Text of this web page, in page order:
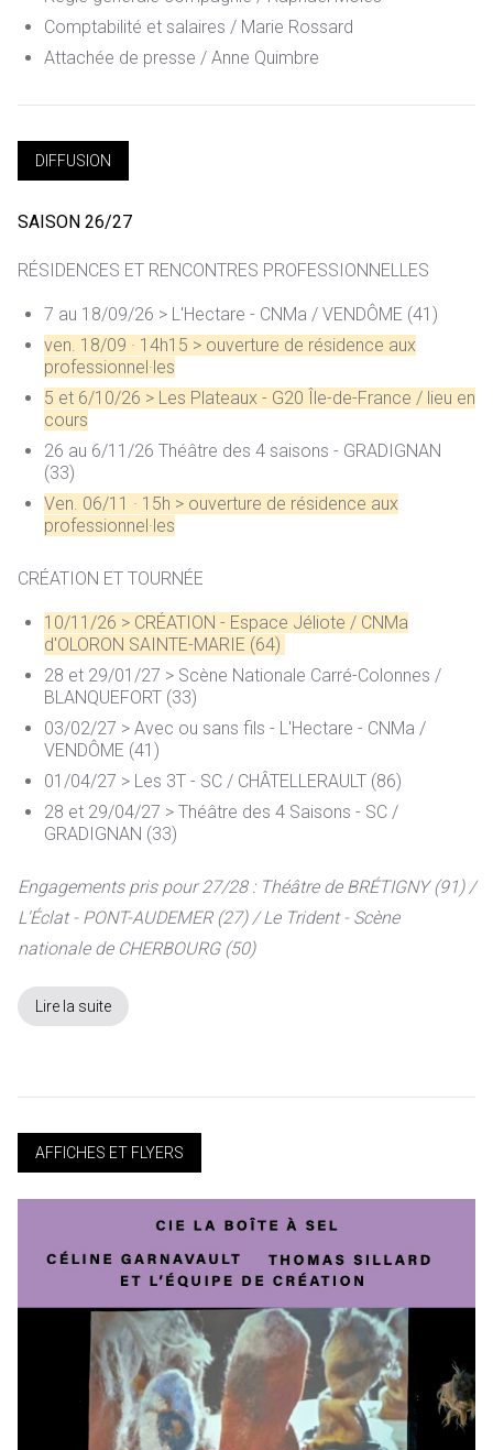
Comptabilité et salaires / Marie Rossard
Attachée de presse / Anne Quimbre
DIFFUSION
SAISON 26/27
RÉSIDENCES ET RENCONTRES PROFESSIONNELLES
7 au 18/09/26 > L'Hectare - CNMa / VENDÔME (41)
ven. 18/09 · 14h15 > ouverture de résidence aux
professionnel·les
5 et 6/10/26 > Les Plateaux - G20 Île-de-France / lieu en
cours
26 au 6/11/26 Théâtre des 4 saisons - GRADIGNAN
(33)
Ven. 06/11 · 15h > ouverture de résidence aux
professionnel·les
CRÉATION ET TOURNÉE
10/11/26 > CRÉATION - Espace Jéliote / CNMa
d'OLORON SAINTE-MARIE (64)
28 et 29/01/27 > Scène Nationale Carré-Colonnes /
BLANQUEFORT (33)
03/02/27 > Avec ou sans fils - L'Hectare - CNMa /
VENDÔME (41)
01/04/27 > Les 3T - SC / CHÂTELLERAULT (86)
28 et 29/04/27 > Théâtre des 4 Saisons - SC /
GRADIGNAN (33)
Engagements pris pour 27/28 : Théâtre de BRÉTIGNY (91) /
L'Éclat - PONT-AUDEMER (27) / Le Trident - Scène
nationale de CHERBOURG (50)
Lire la suite
AFFICHES ET FLYERS